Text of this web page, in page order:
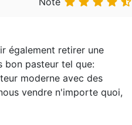
également retirer une
bon pasteur tel que:
moderne avec des
vendre n'importe quoi,